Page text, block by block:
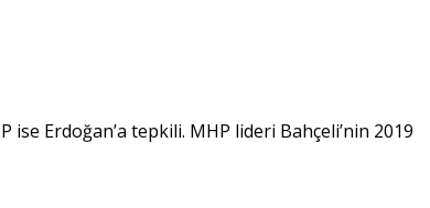
ise Erdoğan’a tepkili. MHP lideri Bahçeli’nin 2019